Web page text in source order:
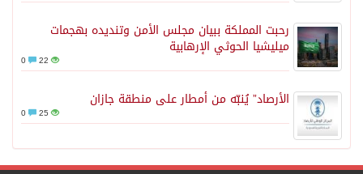
رحبت المملكة ببيان مجلس الأمن وتنديده بهجمات
ميليشيا الحوثي الإرهابية
22
الأرصاد” يُنبّه من أمطار على منطقة جازان
25